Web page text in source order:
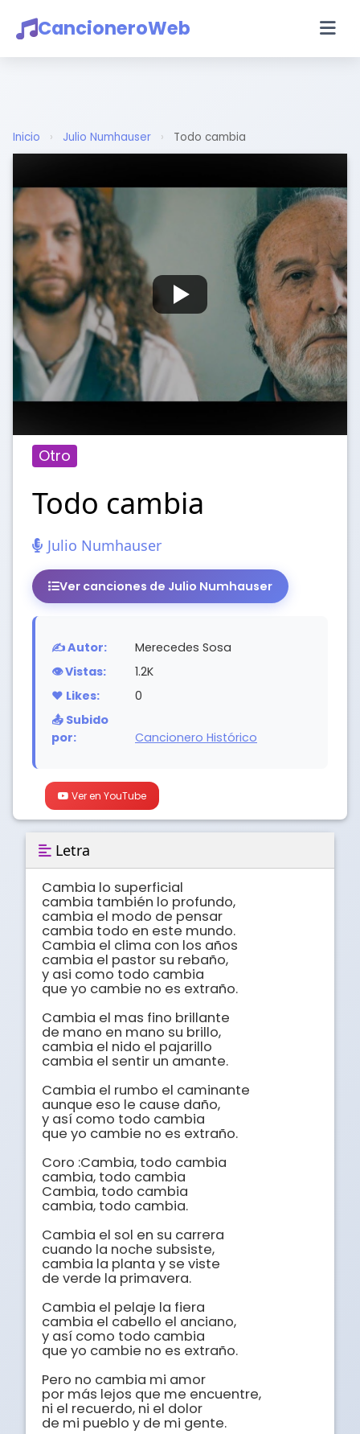
CancioneroWeb
Inicio › Julio Numhauser › Todo cambia
Otro
Todo cambia
Julio Numhauser
Ver canciones de Julio Numhauser
✍️ Autor:
Merecedes Sosa
👁️ Vistas:
1.2K
❤️ Likes:
0
📤 Subido
por:
Cancionero Histórico
Ver en YouTube
Letra
Cambia lo superficial
cambia también lo profundo,
cambia el modo de pensar
cambia todo en este mundo.
Cambia el clima con los años
cambia el pastor su rebaño,
y asi como todo cambia
que yo cambie no es extraño.
Cambia el mas fino brillante
de mano en mano su brillo,
cambia el nido el pajarillo
cambia el sentir un amante.
Cambia el rumbo el caminante
aunque eso le cause daño,
y así como todo cambia
que yo cambie no es extraño.
Coro :Cambia, todo cambia
cambia, todo cambia
Cambia, todo cambia
cambia, todo cambia.
Cambia el sol en su carrera
cuando la noche subsiste,
cambia la planta y se viste
de verde la primavera.
Cambia el pelaje la fiera
cambia el cabello el anciano,
y así como todo cambia
que yo cambie no es extraño.
Pero no cambia mi amor
por más lejos que me encuentre,
ni el recuerdo, ni el dolor
de mi pueblo y de mi gente.